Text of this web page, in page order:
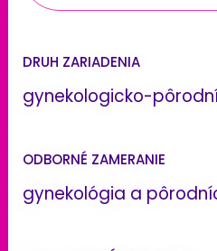
DRUH ZARIADENIA
gynekologicko-
ODBORNÉ ZAMERANIE
gynekológia a